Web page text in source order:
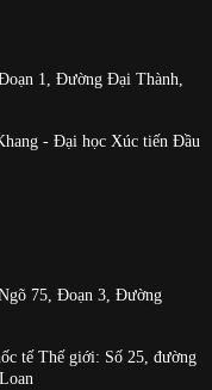
1, Đường Đại Thành,
- Đại học Xúc tiến Đầu
75, Đoạn 3, Đường
tế Thế giới: Số 25, đường